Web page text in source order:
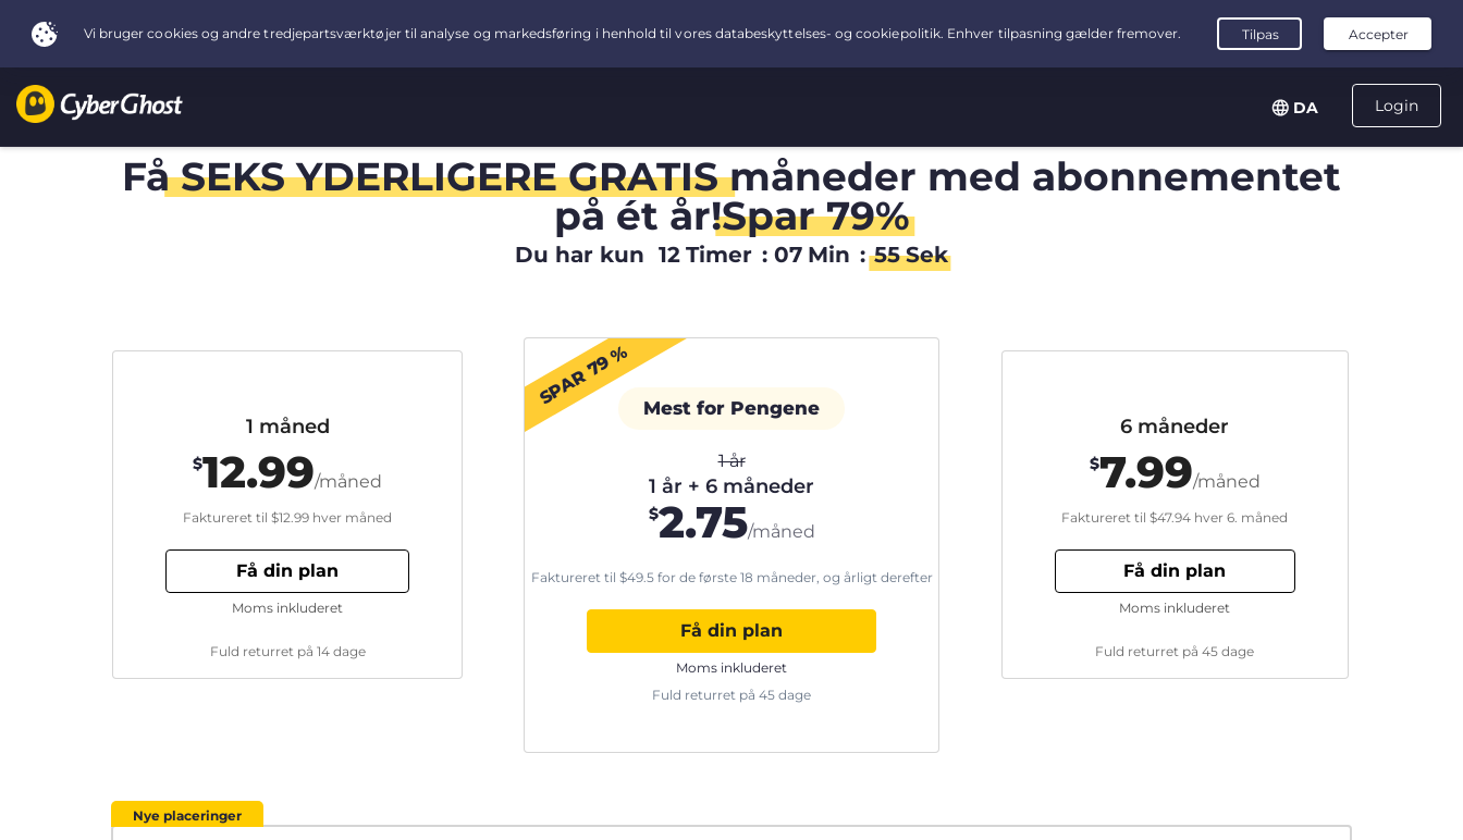
Login
DA
FåSEKS YDERLIGERE GRATISmåneder med abonnementet
på ét år!Spar 79%
Du har kun 12 Timer : 07 Min : 54 Sek
SPAR 79 % Mest for Pengene
1 år
1 år + 6 måneder
$2.75/måned
Faktureret til $49.5for de første 18 måneder, og årligt derefter
Få din plan
Moms inkluderet
Fuld returret på 45 dage
6 måneder
$7.99/måned
Faktureret til$47.94 hver 6. måned
Få din plan
Fuld returret på 45 dage
Moms inkluderet
1 måned
$12.99/måned
Faktureret til $12.99 hver måned
Få din plan
Fuld returret på 14 dage
Moms inkluderet
Nye placeringer